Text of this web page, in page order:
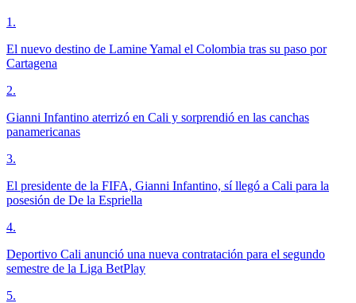
1 .
El nuevo destino de Lamine Yamal el Colombia tras su paso por
Cartagena
2.
Gianni Infantino aterrizó en Cali y sorprendió en las canchas
panamericanas
3.
El presidente de la FIFA, Gianni Infantino, sí llegó a Cali para la
posesión de De la Espriella
4.
Deportivo Cali anunció una nueva contratación para el segundo
semestre de la Liga BetPlay
5.